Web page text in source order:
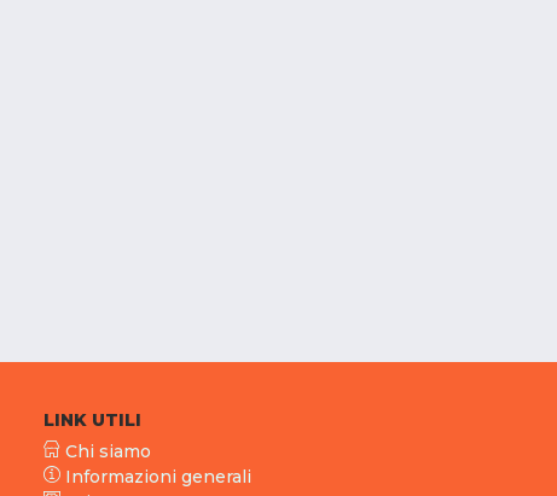
LINK UTILI
Chi siamo
Informazioni generali